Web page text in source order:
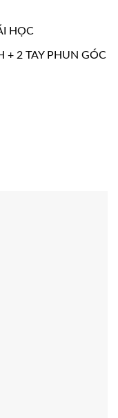
HỌC
+ 2 TAY PHUN GÓC